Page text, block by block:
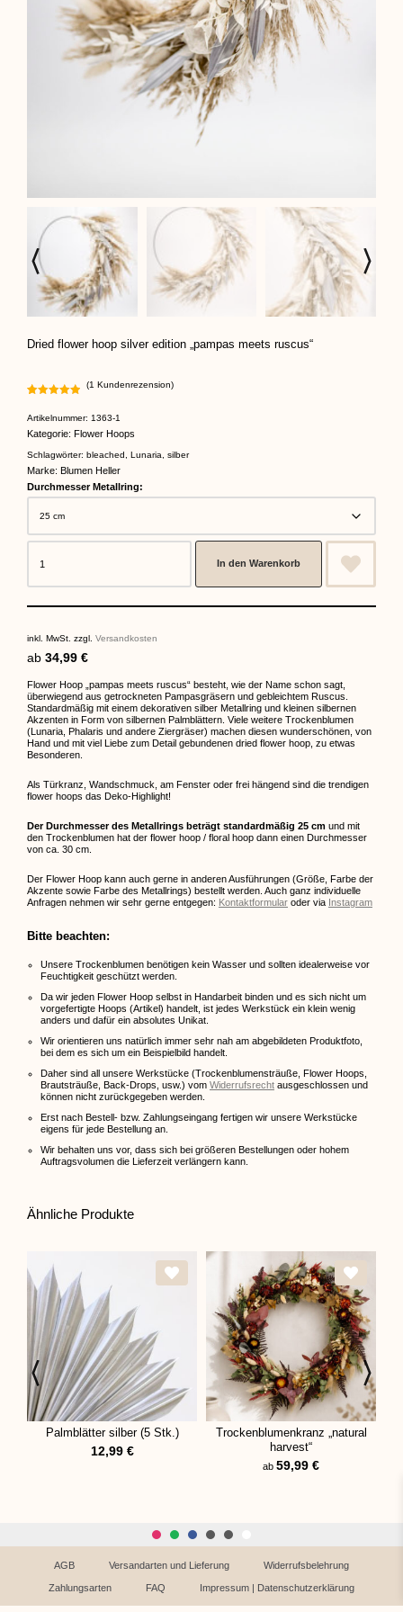
Dried flower hoop silver edition „pampas meets ruscus“
mit
5.00
von 5,
basierend
Kundenbewertung
(1 Kundenrezension)
Artikelnummer: 1363-1
Kategorie: Flower Hoops
Schlagwörter: bleached Lunaria silber
Marke: Blumen Heller
Durchmesser Metallring:
In den Warenkorb
inkl. MwSt. zzgl. Versandkosten
ab 34,99 €
Flower Hoop „pampas meets ruscus“ besteht, wie der Name schon sagt,
überwiegend aus getrockneten Pampasgräsern und gebleichtem Ruscus.
Standardmäßig mit einem dekorativen silber Metallring und kleinen silbernen
Akzenten in Form von silbernen Palmblättern. Viele weitere Trockenblumen
(Lunaria, Phalaris und andere Ziergräser) machen diesen wunderschönen, von
Hand und mit viel Liebe zum Detail gebundenen dried flower hoop, zu etwas
Besonderen.
Als Türkranz, Wandschmuck, am Fenster oder frei hängend sind die trendigen
flower hoops das Deko-Highlight!
Der Durchmesser des Metallrings beträgt standardmäßig 25 cm und mit
den Trockenblumen hat der flower hoop / floral hoop dann einen Durchmesser
von ca. 30 cm.
Der Flower Hoop kann auch gerne in anderen Ausführungen (Größe, Farbe der
Akzente sowie Farbe des Metallrings) bestellt werden. Auch ganz individuelle
Anfragen nehmen wir sehr gerne entgegen: Kontaktformular oder via Instagram
Bitte beachten:
Unsere Trockenblumen benötigen kein Wasser und sollten idealerweise vor
Feuchtigkeit geschützt werden.
Da wir jeden Flower Hoop selbst in Handarbeit binden und es sich nicht um
vorgefertigte Hoops (Artikel) handelt, ist jedes Werkstück ein klein wenig
anders und dafür ein absolutes Unikat.
Wir orientieren uns natürlich immer sehr nah am abgebildeten Produktfoto,
bei dem es sich um ein Beispielbild handelt.
Daher sind all unsere Werkstücke (Trockenblumensträuße, Flower Hoops,
Brautsträuße, Back-Drops, usw.) vom Widerrufsrecht ausgeschlossen und
können nicht zurückgegeben werden.
Erst nach Bestell- bzw. Zahlungseingang fertigen wir unsere Werkstücke
eigens für jede Bestellung an.
Wir behalten uns vor, dass sich bei größeren Bestellungen oder hohem
Auftragsvolumen die Lieferzeit verlängern kann.
Ähnliche Produkte
Palmblätter silber (5 Stk.)
12,99 €
Trockenblumenkranz „natural
harvest“
ab 59,99 €
AGB Versandarten und Lieferung Widerrufsbelehrung
Zahlungsarten FAQ Impressum | Datenschutzerklärung